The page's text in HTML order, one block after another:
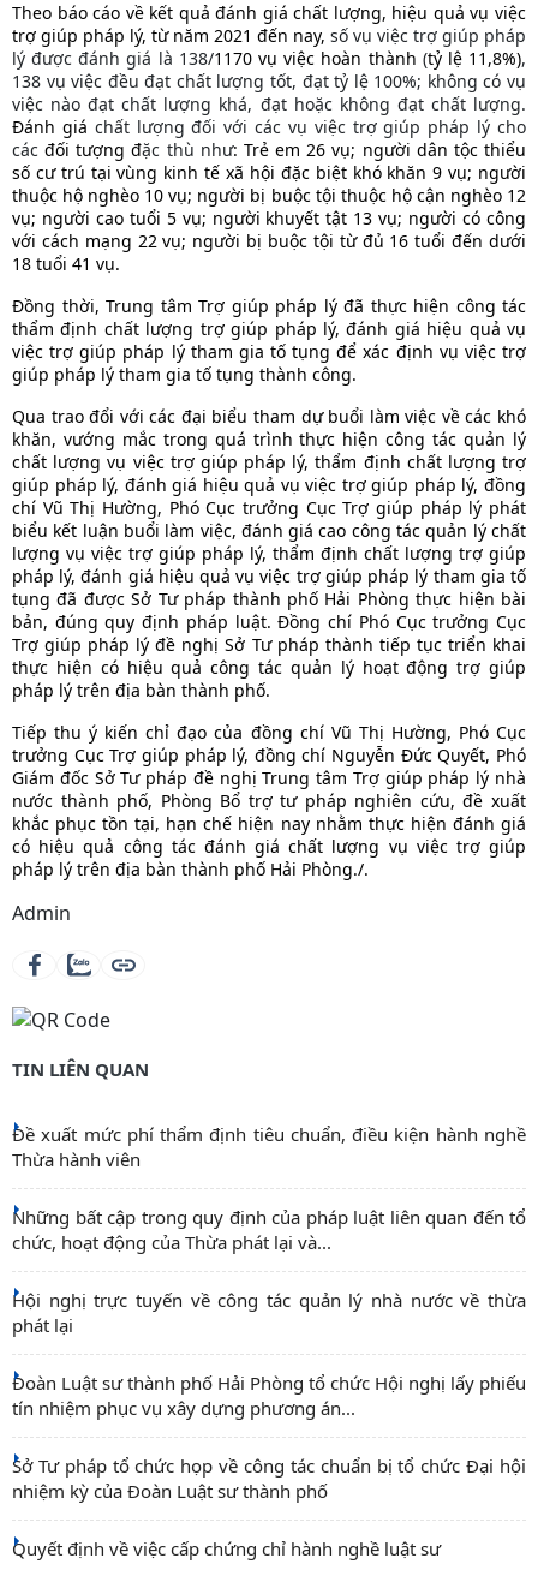
Theo báo cáo về kết quả đánh giá chất lượng, hiệu quả vụ việc
trợ giúp pháp lý, từ năm 2021 đến nay, số vụ việc trợ giúp pháp
lý được đánh giá là 138/1170 vụ việc hoàn thành (tỷ lệ 11,8%),
138 vụ việc đều đạt chất lượng tốt, đạt tỷ lệ 100%; không có vụ
việc nào đạt chất lượng khá, đạt hoặc không đạt chất lượng.
Đánh giá chất lượng đối với các vụ việc trợ giúp pháp lý cho
cácđối tượng đặc thù như: Trẻ em 26 vụ; người dân tộc thiểu
số cư trú tại vùng kinh tế xã hội đặc biệt khó khăn 9 vụ; người
thuộc hộ nghèo 10 vụ; người bị buộc tội thuộc hộ cận nghèo 12
vụ; người cao tuổi 5 vụ; người khuyết tật 13 vụ; người có công
với cách mạng 22 vụ; người bị buộc tội từ đủ 16 tuổi đến dưới
18 tuổi 41 vụ.
Đồng thời, Trung tâm Trợ giúp pháp lý đã thực hiện công tác
thẩm định chất lượng trợ giúp pháp lý, đánh giá hiệu quả vụ
việc trợ giúp pháp lý tham gia tố tụng để xác định vụ việc trợ
giúp pháp lý tham gia tố tụng thành công.
Qua trao đổi với các đại biểu tham dự buổi làm việc về các khó
khăn, vướng mắc trong quá trình thực hiện công tác quản lý
chất lượng vụ việc trợ giúp pháp lý, thẩm định chất lượng trợ
giúp pháp lý, đánh giá hiệu quả vụ việc trợ giúp pháp lý, đồng
chí Vũ Thị Hường, Phó Cục trưởng Cục Trợ giúp pháp lý phát
biểu kết luận buổi làm việc, đánh giá cao công tác quản lý chất
lượng vụ việc trợ giúp pháp lý, thẩm định chất lượng trợ giúp
pháp lý, đánh giá hiệu quả vụ việc trợ giúp pháp lý tham gia tố
tụng đã được Sở Tư pháp thành phố Hải Phòng thực hiện bài
bản, đúng quy định pháp luật. Đồng chí Phó Cục trưởng Cục
Trợ giúp pháp lý đề nghị Sở Tư pháp thành tiếp tục triển khai
thực hiện có hiệu quả công tác quản lý hoạt động trợ giúp
pháp lý trên địa bàn thành phố.
Tiếp thu ý kiến chỉ đạo của đồng chí Vũ Thị Hường, Phó Cục
trưởng Cục Trợ giúp pháp lý, đồng chí Nguyễn Đức Quyết, Phó
Giám đốc Sở Tư pháp đề nghị Trung tâm Trợ giúp pháp lý nhà
nước thành phố, Phòng Bổ trợ tư pháp nghiên cứu, đề xuất
khắc phục tồn tại, hạn chế hiện nay nhằm thực hiện đánh giá
có hiệu quả công tác đánh giá chất lượng vụ việc trợ giúp
pháp lý trên địa bàn thành phố Hải Phòng./.
Admin
TIN LIÊN QUAN
Đề xuất mức phí thẩm định tiêu chuẩn, điều kiện hành nghề
Thừa hành viên
Những bất cập trong quy định của pháp luật liên quan đến tổ
chức, hoạt động của Thừa phát lại và...
Hội nghị trực tuyến về công tác quản lý nhà nước về thừa
phát lại
Đoàn Luật sư thành phố Hải Phòng tổ chức Hội nghị lấy phiếu
tín nhiệm phục vụ xây dựng phương án...
Sở Tư pháp tổ chức họp về công tác chuẩn bị tổ chức Đại hội
nhiệm kỳ của Đoàn Luật sư thành phố
Quyết định về việc cấp chứng chỉ hành nghề luật sư